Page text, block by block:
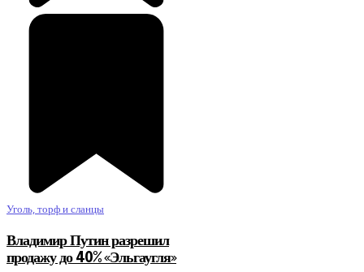
Уголь, торф и сланцы
Владимир Путин разрешил
продажу до 40% «Эльгаугля»